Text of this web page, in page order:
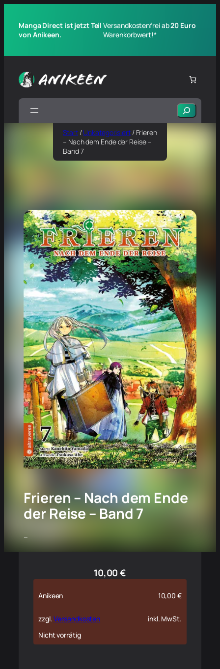
Manga Direct ist jetzt Teil
von Anikeen.
Versandkostenfrei ab20 Euro
Warenkorbwert!*
Suchen
Start/Unkategorisiert/ Frieren
– Nach dem Ende der Reise –
Band 7
Frieren – Nach dem Ende
der Reise – Band 7
–
10,00€
Anikeen 10,00€
zzgl.Versandkosten
inkl. MwSt.
Nicht vorrätig